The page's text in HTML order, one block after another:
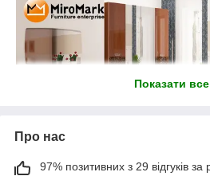
0507391195
0973708985
Показати все
Про нас
97% позитивних з 29 відгуків за